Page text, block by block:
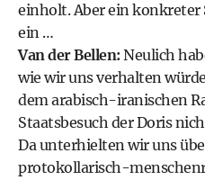
einholt. Aber ein
ein …
Van der Bellen: Neulich
wie wir uns verhalten
dem arabisch-iranischen
Staatsbesuch der Doris
Da unterhielten wir uns
protokollarisch-